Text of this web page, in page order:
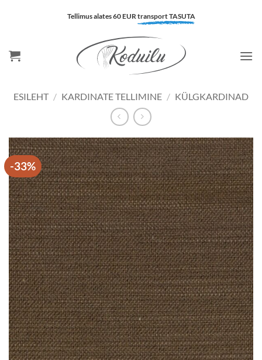
Tellimus alates 60 EUR transport TASUTA
ESILEHT / KARDINATE TELLIMINE / KÜLGKARDINAD
-33%